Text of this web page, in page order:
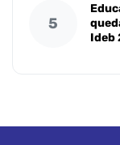
5
Ideb